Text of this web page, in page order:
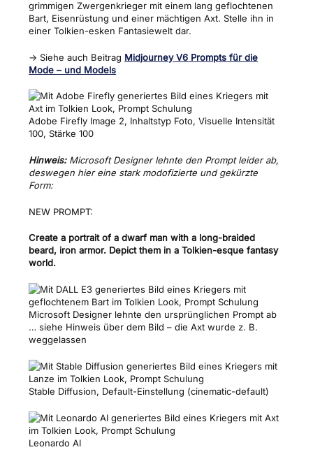
grimmigen Zwergenkrieger mit einem lang geflochtenen
Bart, Eisenrüstung und einer mächtigen Axt. Stelle ihn in
einer Tolkien-esken Fantasiewelt dar.
→ Siehe auch Beitrag Midjourney V6 Prompts für die
Mode – und Models
Adobe Firefly Image 2, Inhaltstyp Foto, Visuelle Intensität
100, Stärke 100
Hinweis: Microsoft Designer lehnte den Prompt leider ab,
deswegen hier eine stark modofizierte und gekürzte
Form:
NEW PROMPT:
Create a portrait of a dwarf man with a long-braided
beard, iron armor. Depict them in a Tolkien-esque fantasy
world.
Microsoft Designer lehnte den ursprünglichen Prompt ab
… siehe Hinweis über dem Bild – die Axt wurde z. B.
weggelassen
Stable Diffusion, Default-Einstellung (cinematic-default)
Leonardo AI